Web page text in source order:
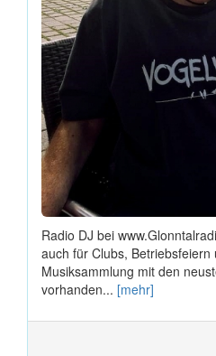
Radio DJ bei
auch für Clubs, Betriebsfeiern
Musiksammlung mit den
vorhanden... [mehr]